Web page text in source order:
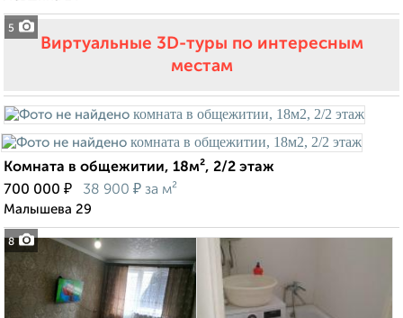
5
Виртуальные 3D-туры по интересным
местам
8
Комната в общежитии, 18м², 2/2 этаж
700 000 ₽ 38 900 ₽ за м²
Малышева 29